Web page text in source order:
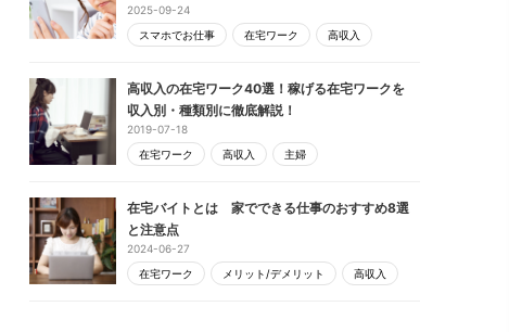
2025-09-24
スマホでお仕事
在宅ワーク 高収入
高収入の在宅ワーク40選！稼げる在宅ワークを
収入別・種類別に徹底解説！
2019-07-18
在宅ワーク
高収入 主婦
在宅バイトとは 家でできる仕事のおすすめ8選
と注意点
2024-06-27
在宅ワーク
メリット/デメリット 高収入